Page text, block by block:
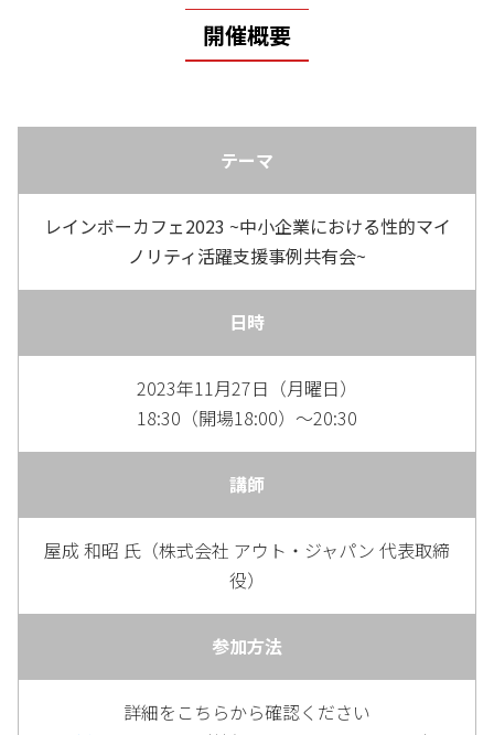
開催概要
テーマ
レインボーカフェ2023 ~中小企業における性的マイ
ノリティ活躍支援事例共有会~
日時
2023年11月27日（月曜日）
18:30（開場18:00）～20:30
講師
屋成 和昭 氏（株式会社 アウト・ジャパン 代表取締
役）
参加方法
詳細をこちらから確認ください